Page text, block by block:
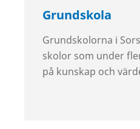
Grundskola
Grundskolorna i
skolor som under
på kunskap och